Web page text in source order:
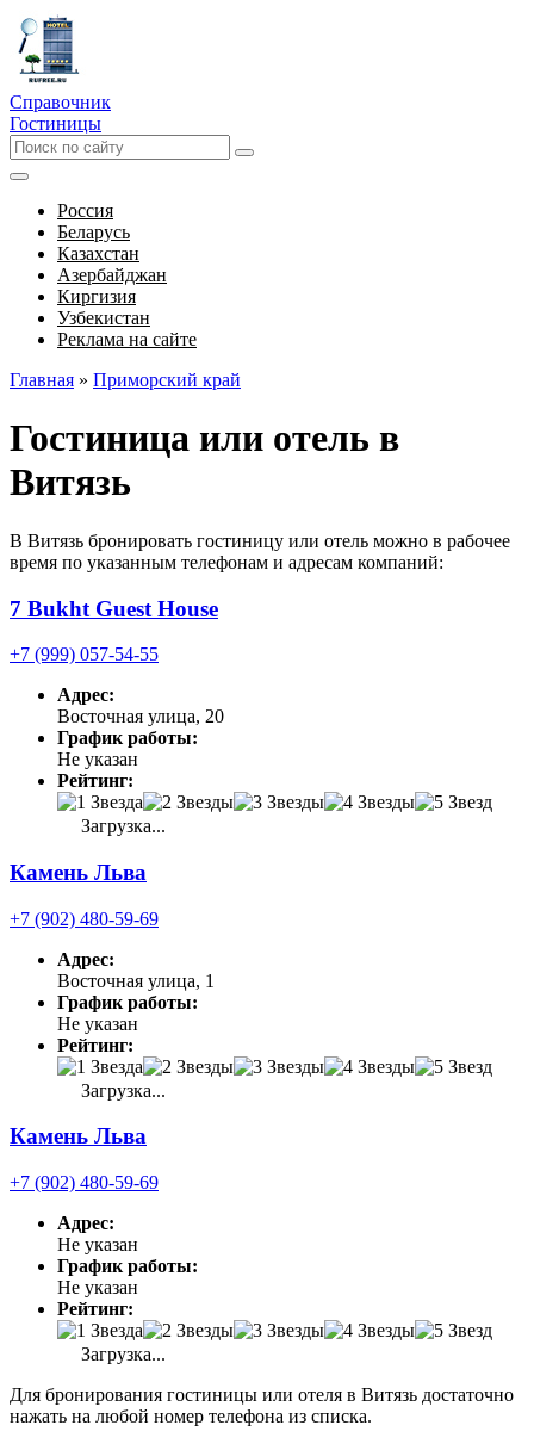
Справочник
Гостиницы
Россия
Беларусь
Казахстан
Азербайджан
Киргизия
Узбекистан
Реклама на сайте
Главная » Приморский край
Гостиница или отель в
Витязь
В Витязь бронировать гостиницу или отель можно в рабочее
время по указанным телефонам и адресам компаний:
7 Bukht Guest House
+7 (999) 057-54-55
Адрес:
Восточная улица, 20
График работы:
Не указан
Рейтинг:
Загрузка...
Камень Льва
+7 (902) 480-59-69
Адрес:
Восточная улица, 1
График работы:
Не указан
Рейтинг:
Загрузка...
Камень Льва
+7 (902) 480-59-69
Адрес:
Не указан
График работы:
Не указан
Рейтинг:
Загрузка...
Для бронирования гостиницы или отеля в Витязь достаточно
нажать на любой номер телефона из списка.